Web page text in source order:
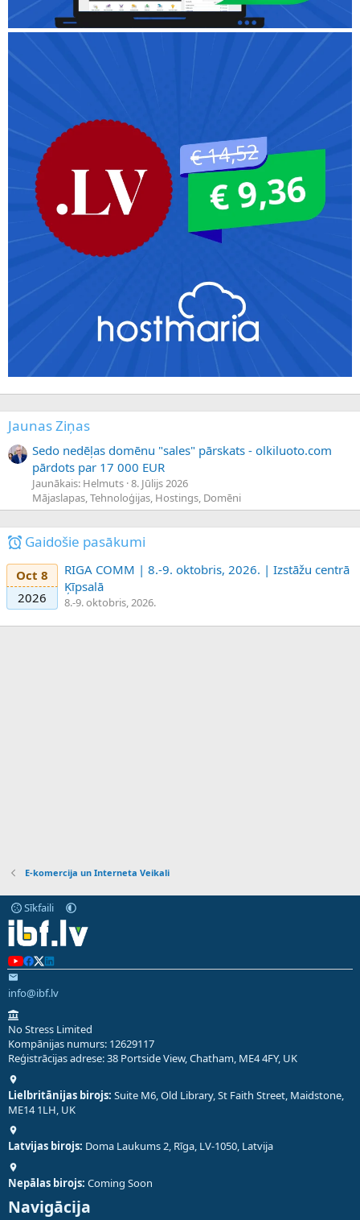
Jaunas Ziņas
Sedo nedēļas domēnu "sales" pārskats - olkiluoto.com
pārdots par 17 000 EUR
Jaunākais: Helmuts 8. Jūlijs 2026
Mājaslapas, Tehnoloģijas, Hostings, Domēni
Gaidošie pasākumi
Oct 8
2026
RIGA COMM | 8.-9. oktobris, 2026. | Izstāžu centrā
Ķīpsalā
8.-9. oktobris, 2026.
E-komercija un Interneta Veikali
Sīkfaili
info@ibf.lv
No Stress Limited
Kompānijas numurs: 12629117
Reģistrācijas adrese: 38 Portside View, Chatham, ME4 4FY, UK
Lielbritānijas birojs: Suite M6, Old Library, St Faith Street, Maidstone,
ME14 1LH, UK
Latvijas birojs: Doma Laukums 2, Rīga, LV-1050, Latvija
Nepālas birojs: Coming Soon
Navigācija